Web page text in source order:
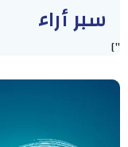
سبر أراء
"]